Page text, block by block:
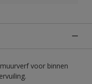
voor binnen